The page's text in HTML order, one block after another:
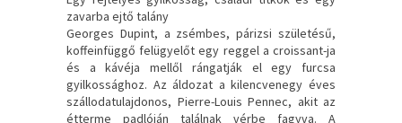
zavarba ejtő talány
Georges Dupint, a zsémbes, párizsi születésű,
koffeinfüggő felügyelőt egy reggel a croissant-ja
és a kávéja mellől rángatják el egy furcsa
gyilkossághoz. Az áldozat a kilencvenegy éves
szállodatulajdonos, Pierre-Louis Pennec, akit az
étterme padlóján találnak vérbe fagyva. A